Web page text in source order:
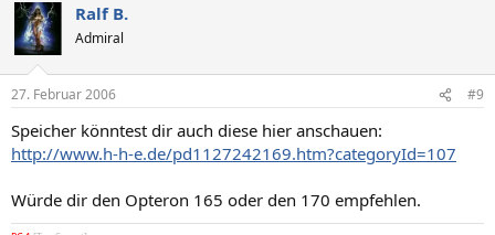
Ralf B.
Admiral
27. Februar 2006 #9
Speicher könntest dir auch diese hier anschauen:
http://www.h-h-e.de/pd1127242169.htm?categoryId=107
Würde dir den Opteron 165 oder den 170 empfehlen.